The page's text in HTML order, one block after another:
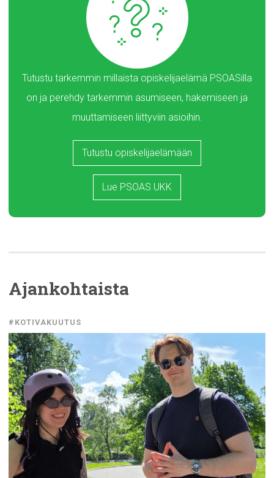
Tutustu tarkemmin millaista opiskelijaelämä PSOASilla
on ja perehdy tarkemmin asumiseen, hakemiseen ja
muuttamiseen liittyviin asioihin.
Tutustu opiskelijaelämään
Lue PSOAS UKK
Ajankohtaista
#KOTIVAKUUTUS